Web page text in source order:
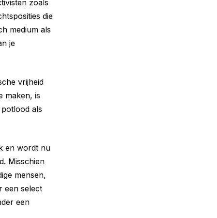
zoals
die
medium als
je
vrijheid
maken, is
als
en wordt nu
Misschien
mensen,
een select
een